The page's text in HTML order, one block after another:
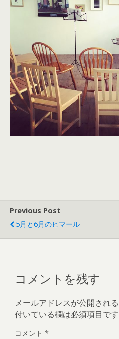
Previous Post
5月と6月のヒマール
コメントを残す
メールアドレスが公開され
付いている欄は必須項目です
コメント *